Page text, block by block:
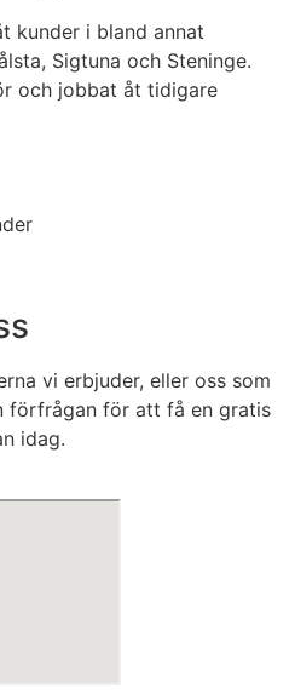
kunder i bland annat
Sigtuna och Steninge.
och jobbat åt tidigare
vi erbjuder, eller oss som
förfrågan för att få en gratis
idag.